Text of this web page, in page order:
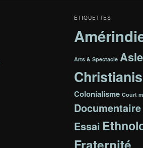
ÉTIQUETTES
Arts & Spectacle Asie
Colonialisme Court
Documentaire
Essai